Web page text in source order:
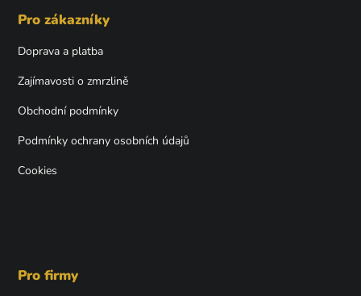
Pro zákazníky
Doprava a platba
Zajímavosti o zmrzlině
Obchodní podmínky
Podmínky ochrany osobních údajů
Cookies
Pro firmy